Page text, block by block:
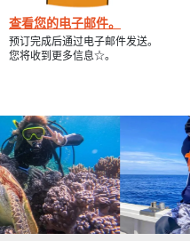
查看您的电子邮件。
预订完成后通过电子邮件发送。
您将收到更多信息☆。